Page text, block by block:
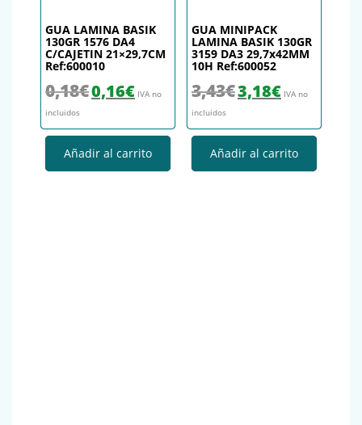
GUA LAMINA BASIK
130GR 1576 DA4
C/CAJETIN 21×29,7CM
Ref:600010
0,18€ El precio original era: 0,18€.
0,16€El precio actual es: 0,16€.
IVA no
incluidos
Añadir al carrito
GUA MINIPACK
LAMINA BASIK 130GR
3159 DA3 29,7x42MM
10H Ref:600052
3,43€ El precio original era: 3,43€.
3,18€El precio actual
IVA no
incluidos
Añadir al carrito